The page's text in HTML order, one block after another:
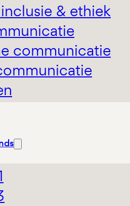
& ethiek
communicatie